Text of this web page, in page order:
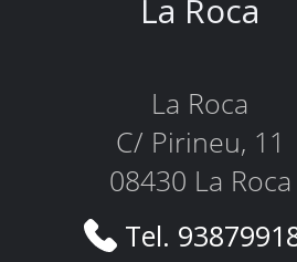
La Roca
La Roca
C/ Pirineu, 11
08430 La Roca
Tel.